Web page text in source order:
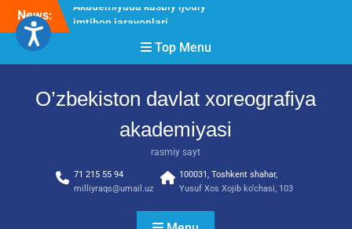
Skip
content
News:
O’ZBEKISTON DAVLAT
AKADEMIYASIDA
о‘tkazilgan kasbiy (ijodiy)
Diqqat e’lon!
imtihon jarayonlari
Top Menu
O’zbekiston davlat xoreografiya
akademiyasi
rasmiy sayt
71 215 55 94
milliyraqs@umail.uz
100031, Toshkent shahar,
Yusuf Xos Xojib ko‘chasi, 103